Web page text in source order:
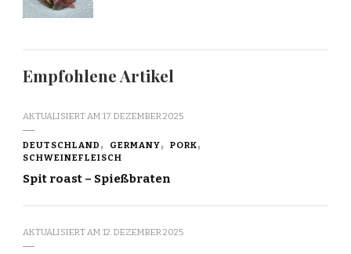
Empfohlene Artikel
AKTUALISIERT AM 17. DEZEMBER 2025
DEUTSCHLAND GERMANY
PORK
SCHWEINEFLEISCH
Spit roast – Spießbraten
AKTUALISIERT AM 12. DEZEMBER 2025